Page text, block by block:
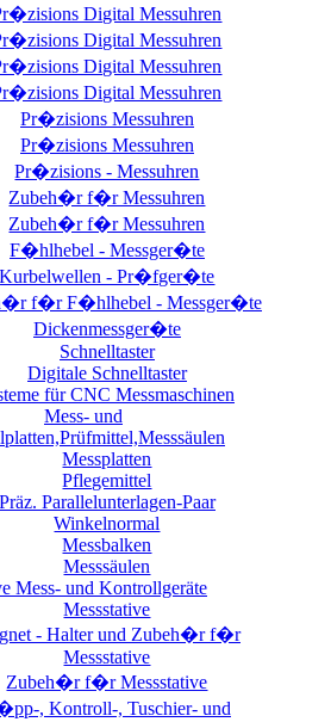
Digital Messuhren
Digital Messuhren
Digital Messuhren
Digital Messuhren
Pr�zisions Messuhren
Pr�zisions Messuhren
Pr�zisions - Messuhren
Zubeh�r f�r Messuhren
Zubeh�r f�r Messuhren
F�hlhebel - Messger�te
Kurbelwellen - Pr�fger�te
f�r F�hlhebel - Messger�te
Dickenmessger�te
Schnelltaster
Digitale Schnelltaster
für CNC Messmaschinen
Mess- und
Messplatten
Pflegemittel
Präz. Parallelunterlagen-Paar
Winkelnormal
Messbalken
Messsäulen
Mess- und Kontrollgeräte
Messstative
- Halter und Zubeh�r f�r
Messstative
Zubeh�r f�r Messstative
, Kontroll-, Tuschier- und